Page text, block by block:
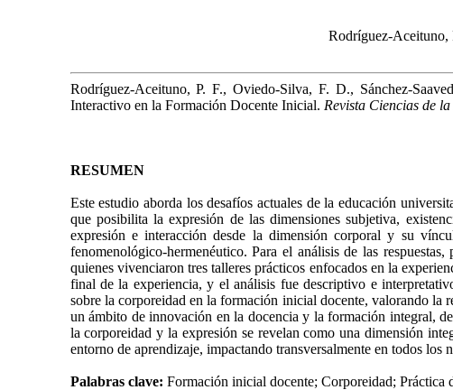
Rodríguez-Aceituno,
Rodríguez-Aceituno, P. F., Oviedo-Silva, F. D., Sánchez-
Interactivo en la Formación Docente Inicial. Revista Ciencias de
RESUMEN
Este estudio aborda los desafíos actuales de la educación
que posibilita la expresión de las dimensiones subjetiva,
expresión e interacción desde la dimensión corporal y su
fenomenológico-hermenéutico. Para el análisis de las
quienes vivenciaron tres talleres prácticos enfocados en la
final de la experiencia, y el análisis fue descriptivo e
sobre la corporeidad en la formación inicial docente, valorando la
un ámbito de innovación en la docencia y la formación integral,
la corporeidad y la expresión se revelan como una dimensión
entorno de aprendizaje, impactando transversalmente en todos
Palabras clave: Formación inicial docente; Corporeidad; Práctica